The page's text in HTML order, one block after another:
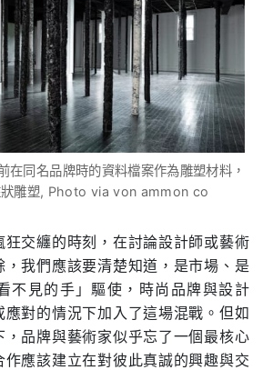
同名品牌時的資料檔案作為雕塑材料，
狀雕塑, Photo via von ammon co
交纏的時刻，在討論設計師或藝術
，我們應該要清楚知道，是市場、是
不見的手」驅使，時尚品牌與設計
應對的情況下加入了這場混戰。但如
品牌與藝術家似乎忘了一個最核心
作應該建立在對彼此真誠的興趣與交